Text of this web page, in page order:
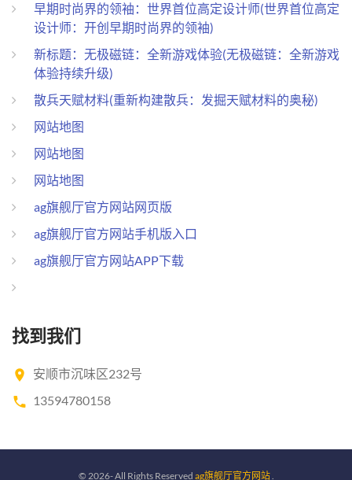
早期时尚界的领袖：世界首位高定设计师(世界首位高定
设计师：开创早期时尚界的领袖)
新标题：无极磁链：全新游戏体验(无极磁链：全新游戏
体验持续升级)
散兵天赋材料(重新构建散兵：发掘天赋材料的奥秘)
网站地图
网站地图
网站地图
ag旗舰厅官方网站网页版
ag旗舰厅官方网站手机版入口
ag旗舰厅官方网站APP下载
找到我们
安顺市沉味区232号
13594780158
© 2026- All Rights Reserved ag旗舰厅官方网站.